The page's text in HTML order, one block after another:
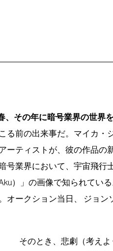
、その年に暗号業界の世界
る前の出来事だ。マイカ・
ーティストが、彼の作品の
号業界において、宇宙飛行
）」の画像で知られてい
オークション当日、 ジョ
そのとき、悲劇（考えよ